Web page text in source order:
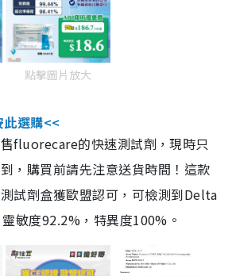
點擊圖片放大
此選購<<
fluorecare的快速測試劑，現時只
，購買前請先注意送貨時間！這款
試劑盒獲歐盟認可，可檢測到Delta
敏度92.2%，特異度100%。